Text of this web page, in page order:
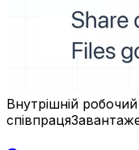
Внутрішній
співпраця